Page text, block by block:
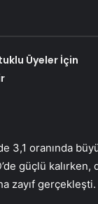
Üyeler İçin
3,1 oranında
güçlü
zayıf gerçekleşti.